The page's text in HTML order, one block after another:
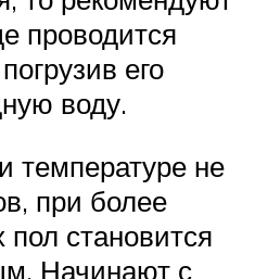
проводится
его
воду.
температуре не
при более
пол становится
Начинают с